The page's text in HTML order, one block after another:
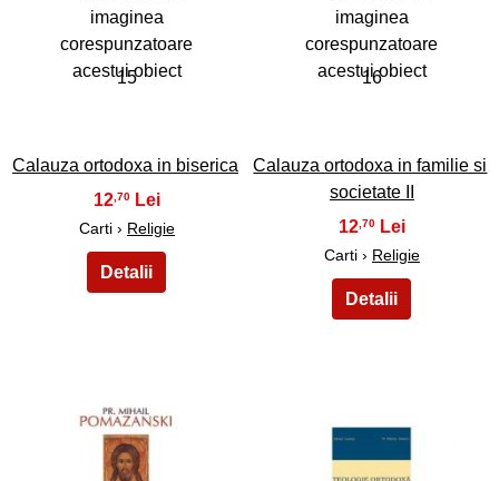
15
Calauza ortodoxa in biserica
12,70
Carti › Religie
16
Calauza ortodoxa in familie si
societate II
12,70
Carti › Religie